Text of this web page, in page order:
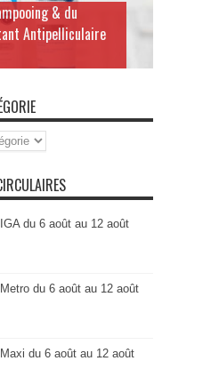
& du
Antipelliculaire
du 6 août au 12 août
du 6 août au 12 août
du 6 août au 12 août